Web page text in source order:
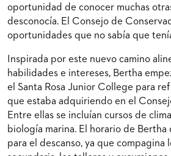
oportunidad de conocer muchas
desconocía. El Consejo de
oportunidades que no sabía que
Inspirada por este nuevo camino
habilidades e intereses, Bertha
el Santa Rosa Junior College para
que estaba adquiriendo en el
Entre ellas se incluían cursos de
biología marina. El horario de
para el descanso, ya que compagina